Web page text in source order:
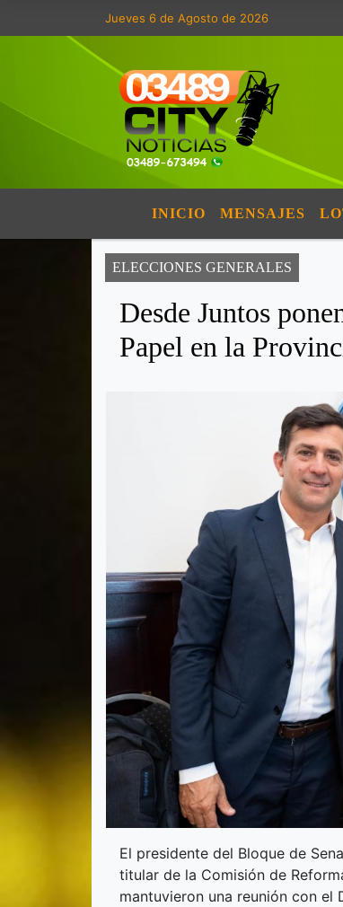
Jueves 6 de Agosto de 2026
INICIO MENSAJES
ELECCIONES GENERALES
Desde Juntos
Papel en la
El presidente del Bloque de
titular de la Comisión de
mantuvieron una reunión con el